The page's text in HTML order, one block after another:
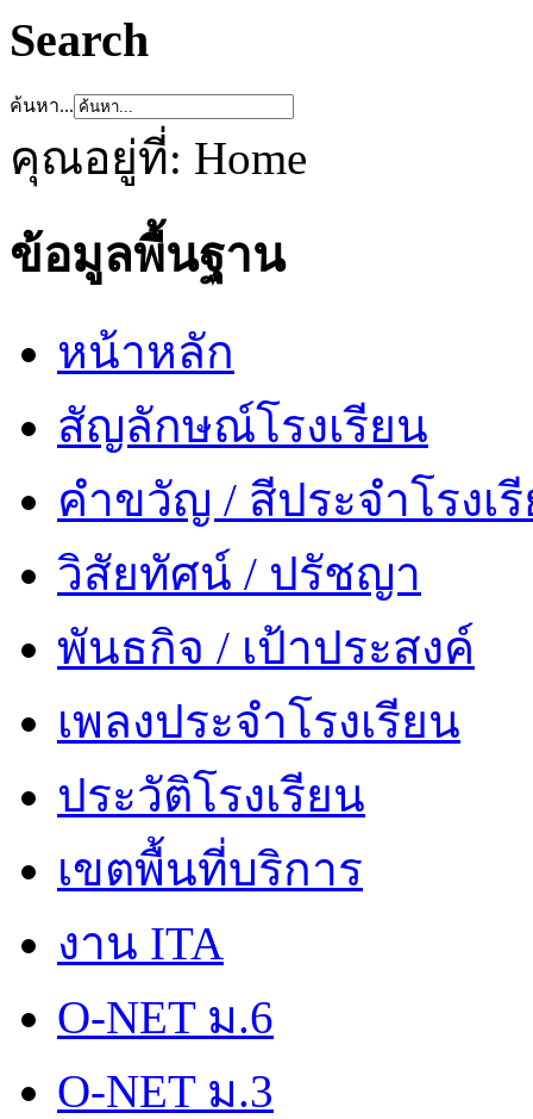
Search
ค้นหา...
คุณอยู่ที่: Home
ข้อมูลพื้นฐาน
หน้าหลัก
สัญลักษณ์โรงเรียน
คำขวัญ / สีประจำโรงเ
วิสัยทัศน์ / ปรัชญา
พันธกิจ / เป้าประสงค์
เพลงประจำโรงเรียน
ประวัติโรงเรียน
เขตพื้นที่บริการ
งาน ITA
O-NET ม.6
O-NET ม.3